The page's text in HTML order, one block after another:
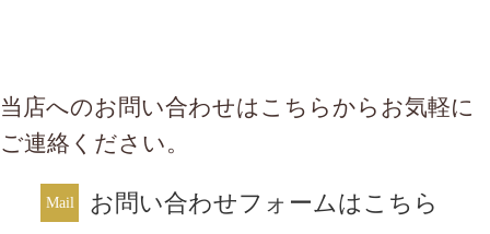
当店へのお問い合わせはこちらからお気軽に
ご連絡ください。
お問い合わせフォームはこちら